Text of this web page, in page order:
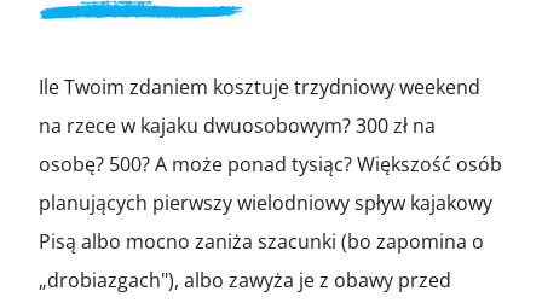
Ile Twoim zdaniem kosztuje trzydniowy weekend
na rzece w kajaku dwuosobowym? 300 zł na
osobę? 500? A może ponad tysiąc? Większość osób
planujących pierwszy wielodniowy spływ kajakowy
Pisą albo mocno zaniża szacunki (bo zapomina o
„drobiazgach"), albo zawyża je z obawy przed